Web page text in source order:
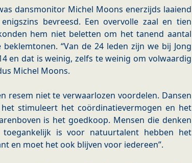
dansmonitor Michel Moons enerzijds laaiend
bevreesd. Een overvolle zaal en tien
hem niet beletten om het tanend aantal
“Van de 24 leden zijn we bij Jong
en dat is weinig, zelfs te weinig om volwaardig
Michel Moons.
resem niet te verwaarlozen voordelen. Dansen
stimuleert het coördinatievermogen en het
is het goedkoop. Mensen die denken
is voor natuurtalent hebben het
en moet het ook blijven voor iedereen”.